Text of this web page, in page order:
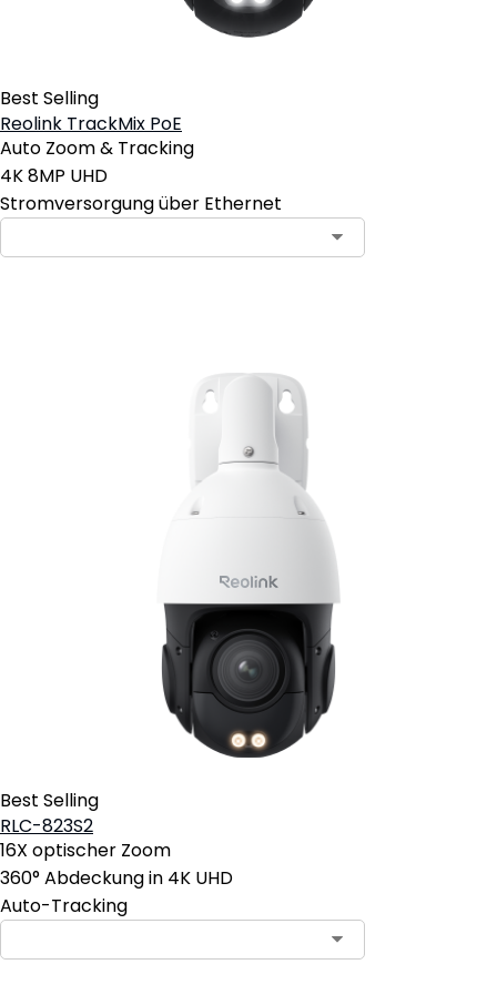
Best Selling
Reolink TrackMix PoE
Auto Zoom & Tracking
4K 8MP UHD
Stromversorgung über Ethernet
Best Selling
RLC-823S2
16X optischer Zoom
360° Abdeckung in 4K UHD
Auto-Tracking